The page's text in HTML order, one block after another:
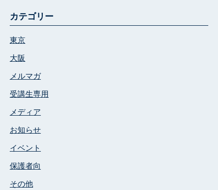
カテゴリー
東京
大阪
メルマガ
受講生専用
メディア
お知らせ
イベント
保護者向
その他